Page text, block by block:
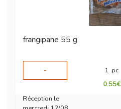
frangipane 55 g
-
1 pc
0.55€
Réception le